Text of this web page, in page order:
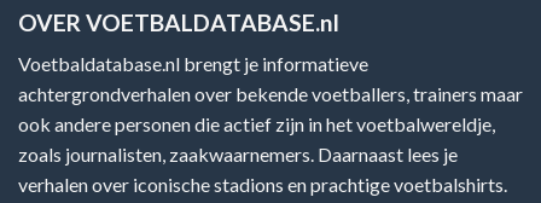
OVER VOETBALDATABASE.nl
Voetbaldatabase.nl brengt je informatieve
achtergrondverhalen over bekende voetballers, trainers maar
ook andere personen die actief zijn in het voetbalwereldje,
zoals journalisten, zaakwaarnemers. Daarnaast lees je
verhalen over iconische stadions en prachtige voetbalshirts.